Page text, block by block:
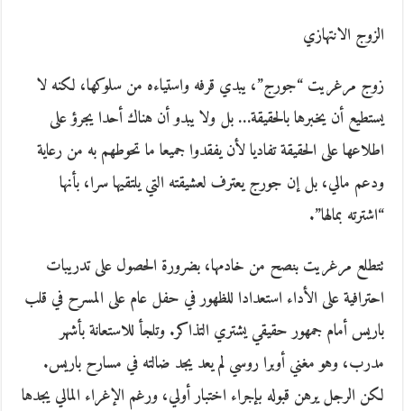
الزوج الانتهازي
زوج مرغريت “جورج”، يبدي قرفه واستياءه من سلوكها، لكنه لا
يستطيع أن يخبرها بالحقيقة… بل ولا يبدو أن هناك أحدا يجرؤ على
اطلاعها على الحقيقة تفاديا لأن يفقدوا جميعا ما تحوطهم به من رعاية
ودعم مالي، بل إن جورج يعترف لعشيقته التي يلتقيها سرا، بأنها
“اشترته بمالها”.
تتطلع مرغريت بنصح من خادمها، بضرورة الحصول على تدريبات
احترافية على الأداء استعدادا للظهور في حفل عام على المسرح في قلب
باريس أمام جمهور حقيقي يشتري التذاكر. وتلجأ للاستعانة بأشهر
مدرب، وهو مغني أوبرا روسي لم يعد يجد ضالته في مسارح باريس.
لكن الرجل يرهن قبوله بإجراء اختبار أولي، ورغم الإغراء المالي يجدها